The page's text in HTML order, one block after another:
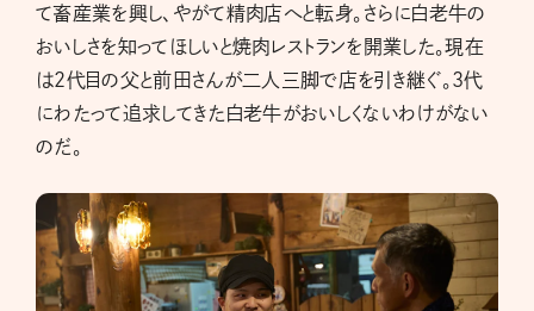
て畜産業を興し、やがて精肉店へと転身。さらに白老牛の
おいしさを知ってほしいと焼肉レストランを開業した。現在
は2代目の父と前田さんが二人三脚で店を引き継ぐ。3代
にわたって追求してきた白老牛がおいしくないわけがない
のだ。